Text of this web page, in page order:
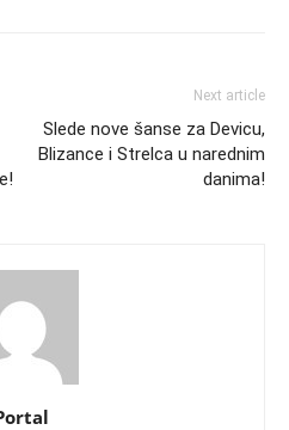
Next article
Slede nove šanse za Devicu,
Blizance i Strelca u narednim
danima!